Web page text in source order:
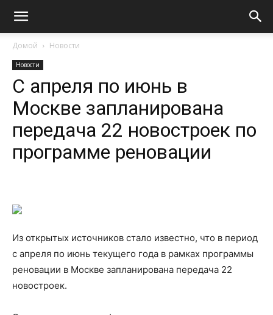
Домой Новости
Новости
С апреля по июнь в
Москве запланирована
передача 22 новостроек по
программе реновации
Из открытых источников стало известно, что в период
с апреля по июнь текущего года в рамках программы
реновации в Москве запланирована передача 22
новостроек.